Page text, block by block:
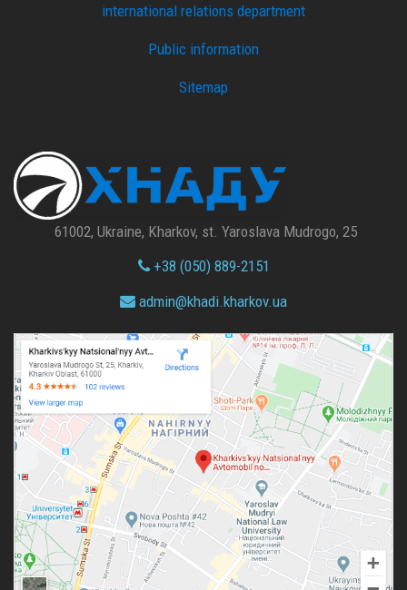
international relations department
Public information
Sitemap
61002, Ukraine, Kharkov, st. Yaroslava Mudrogo, 25
+38 (050) 889-2151
admin@khadi.kharkov.ua